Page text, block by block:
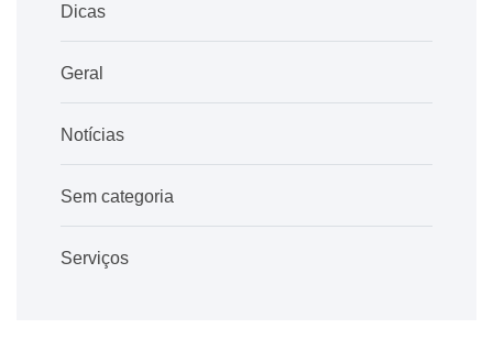
Dicas
Geral
Notícias
Sem categoria
Serviços